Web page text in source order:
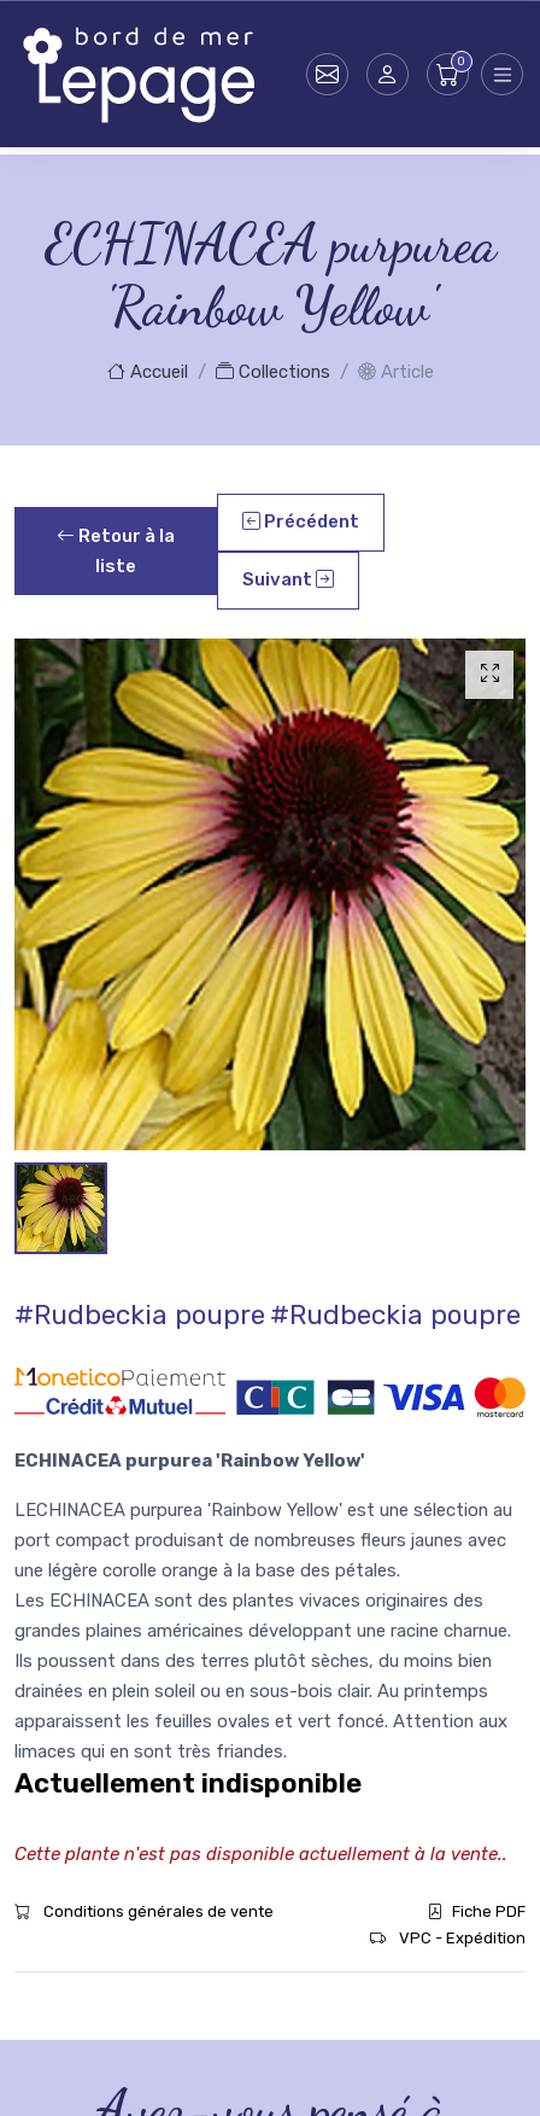
ECHINACEA purpurea
'Rainbow Yellow'
Accueil Collections Article
Retour à la
liste
Précédent
Suivant
#Rudbeckia poupre#Rudbeckia poupre
ECHINACEA purpurea 'Rainbow Yellow'
LECHINACEA purpurea 'Rainbow Yellow' est une sélection au
port compact produisant de nombreuses fleurs jaunes avec
une légère corolle orange à la base des pétales.
Les ECHINACEA sont des plantes vivaces originaires des
grandes plaines américaines développant une racine charnue.
Ils poussent dans des terres plutôt sèches, du moins bien
drainées en plein soleil ou en sous-bois clair. Au printemps
apparaissent les feuilles ovales et vert foncé. Attention aux
limaces qui en sont très friandes.
Actuellement indisponible
Cette plante n'est pas disponible actuellement à la vente..
Conditions générales de vente
Fiche PDF
VPC - Expédition